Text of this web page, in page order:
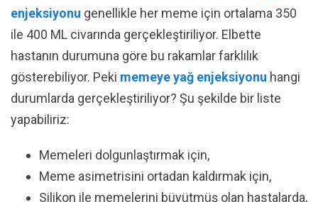
enjeksiyonu genellikle her meme için ortalama 350
ile 400 ML civarında gerçekleştiriliyor. Elbette
hastanın durumuna göre bu rakamlar farklılık
gösterebiliyor. Peki memeye yağ enjeksiyonu hangi
durumlarda gerçekleştiriliyor? Şu şekilde bir liste
yapabiliriz:
Memeleri dolgunlaştırmak için,
Meme asimetrisini ortadan kaldırmak için,
Silikon ile memelerini büyütmüş olan hastalarda,